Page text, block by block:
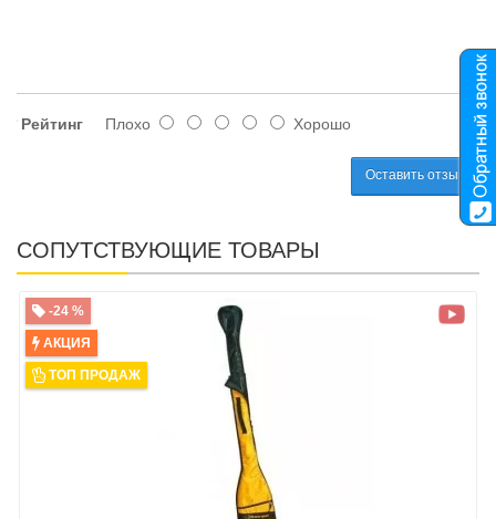
Рейтинг Плохо Хорошо
Оставить отзыв
СОПУТСТВУЮЩИЕ ТОВАРЫ
-24 %
АКЦИЯ
ТОП ПРОДАЖ